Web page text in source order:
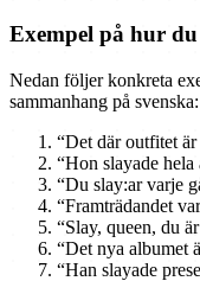
Exempel på hur
Nedan följer konkreta
sammanhang på svenska:
“Det där outfitet är
“Hon slayade
“Du slay:ar varje
“Framträdandet
“Slay, queen, du
“Det nya albumet
“Han slayade